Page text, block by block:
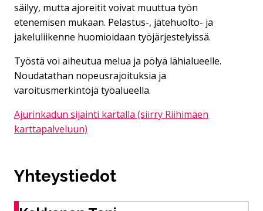
säilyy, mutta ajoreitit voivat muuttua työn
etenemisen mukaan. Pelastus-, jätehuolto- ja
jakeluliikenne huomioidaan työjärjestelyissä.
Työstä voi aiheutua melua ja pölyä lähialueelle.
Noudatathan nopeusrajoituksia ja
varoitusmerkintöjä työalueella.
Ajurinkadun sijainti kartalla (siirry Riihimäen
karttapalveluun)
Yhteystiedot